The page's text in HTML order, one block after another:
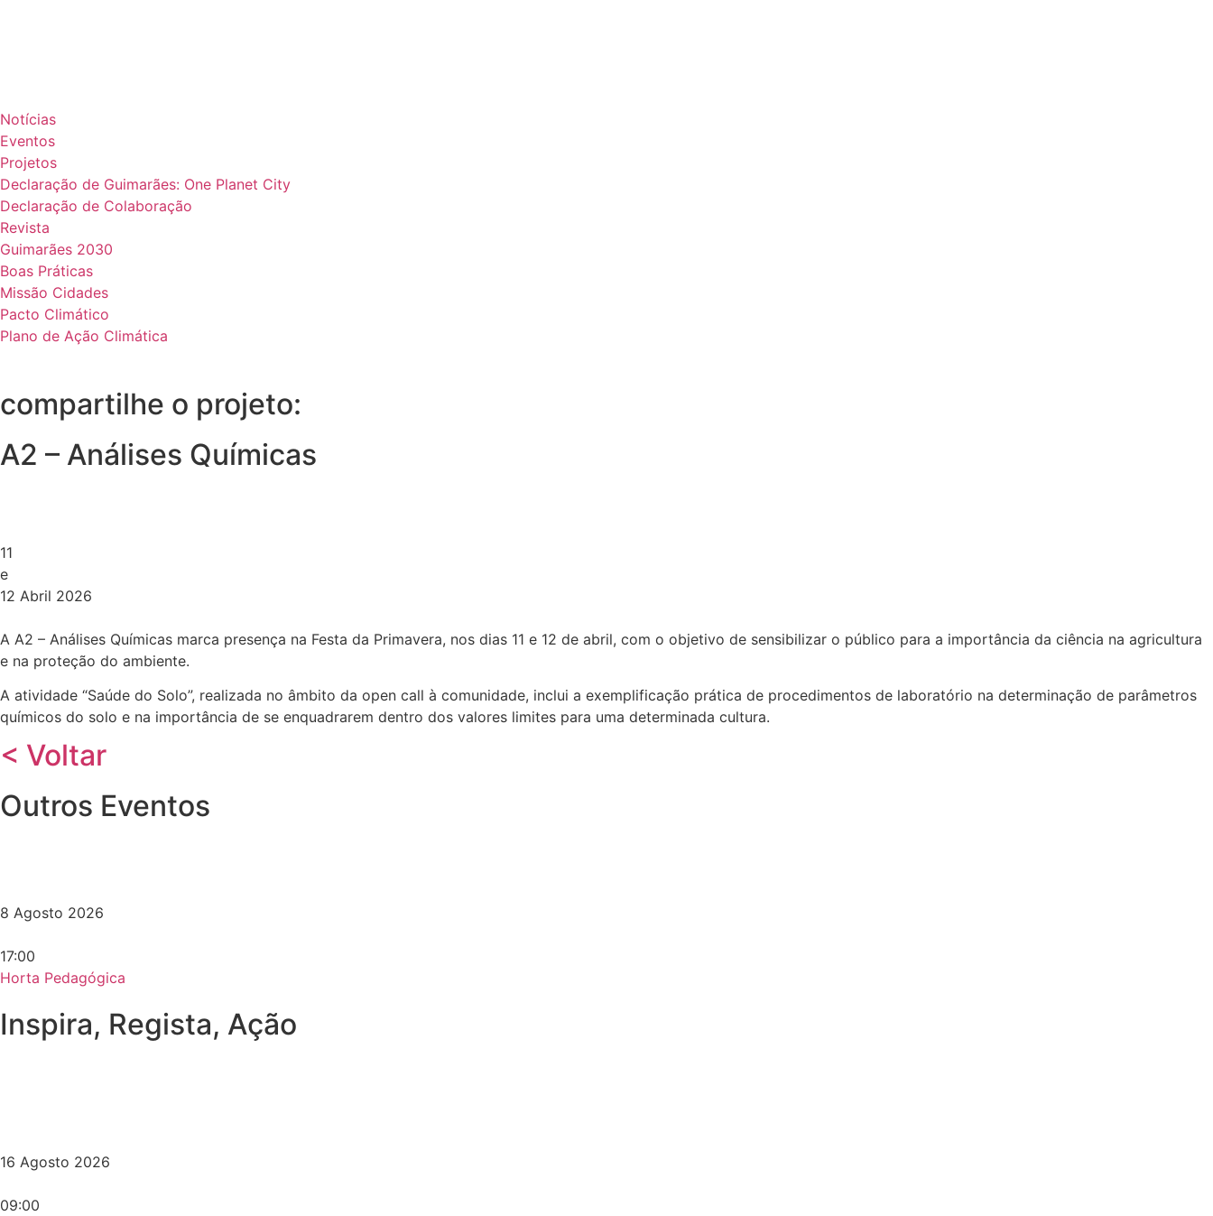
Notícias
Eventos
Projetos
Declaração de Guimarães: One Planet City
Declaração de Colaboração
Revista
Guimarães 2030
Boas Práticas
Missão Cidades
Pacto Climático
Plano de Ação Climática
compartilhe o projeto:
A2 – Análises Químicas
11
e
12 Abril 2026
A A2 – Análises Químicas marca presença na Festa da Primavera, nos dias 11 e 12 de abril, com o objetivo de sensibilizar o público para a importância da ciência na agricultura
e na proteção do ambiente.
A atividade “Saúde do Solo”, realizada no âmbito da open call à comunidade, inclui a exemplificação prática de procedimentos de laboratório na determinação de parâmetros
químicos do solo e na importância de se enquadrarem dentro dos valores limites para uma determinada cultura.
< Voltar
Outros Eventos
8 Agosto 2026
17:00
Horta Pedagógica
Inspira, Regista, Ação
16 Agosto 2026
09:00